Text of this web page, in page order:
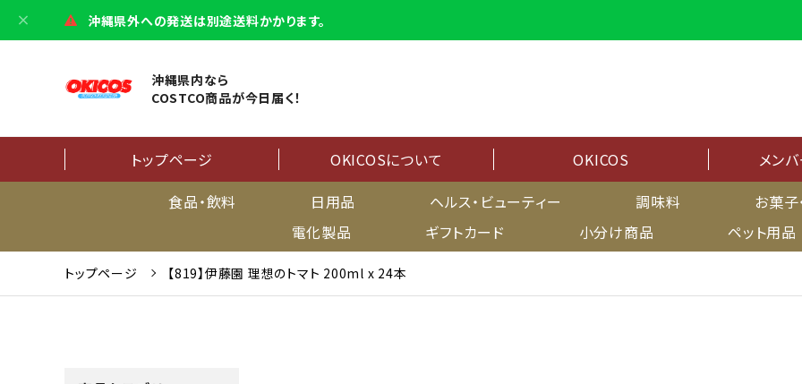
沖縄県外への発送は別途送料かかります。
沖縄県内なら
COSTCO商品が今日届く！
トップページ OKICOSについて OKICOS
メン
メンバーシッ
マイページ
食品・飲料
日用品 ヘルス・ビューティー 調味料 お菓子
電化製品
ギフトカード 小分け商品 ペット用品
トップページ 【819】伊藤園 理想のトマト 200ml x 24本